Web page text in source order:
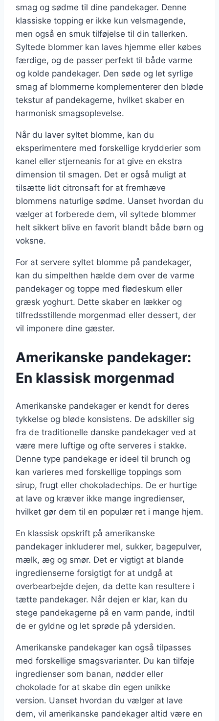
smag og sødme til dine pandekager. Denne
klassiske topping er ikke kun velsmagende,
men også en smuk tilføjelse til din tallerken.
Syltede blommer kan laves hjemme eller købes
færdige, og de passer perfekt til både varme
og kolde pandekager. Den søde og let syrlige
smag af blommerne komplementerer den bløde
tekstur af pandekagerne, hvilket skaber en
harmonisk smagsoplevelse.
Når du laver syltet blomme, kan du
eksperimentere med forskellige krydderier som
kanel eller stjerneanis for at give en ekstra
dimension til smagen. Det er også muligt at
tilsætte lidt citronsaft for at fremhæve
blommens naturlige sødme. Uanset hvordan du
vælger at forberede dem, vil syltede blommer
helt sikkert blive en favorit blandt både børn og
voksne.
For at servere syltet blomme på pandekager,
kan du simpelthen hælde dem over de varme
pandekager og toppe med flødeskum eller
græsk yoghurt. Dette skaber en lækker og
tilfredsstillende morgenmad eller dessert, der
vil imponere dine gæster.
Amerikanske pandekager:
En klassisk morgenmad
Amerikanske pandekager er kendt for deres
tykkelse og bløde konsistens. De adskiller sig
fra de traditionelle danske pandekager ved at
være mere luftige og ofte serveres i stakke.
Denne type pandekage er ideel til brunch og
kan varieres med forskellige toppings som
sirup, frugt eller chokoladechips. De er hurtige
at lave og kræver ikke mange ingredienser,
hvilket gør dem til en populær ret i mange hjem.
En klassisk opskrift på amerikanske
pandekager inkluderer mel, sukker, bagepulver,
mælk, æg og smør. Det er vigtigt at blande
ingredienserne forsigtigt for at undgå at
overbearbejde dejen, da dette kan resultere i
tætte pandekager. Når dejen er klar, kan du
stege pandekagerne på en varm pande, indtil
de er gyldne og let sprøde på ydersiden.
Amerikanske pandekager kan også tilpasses
med forskellige smagsvarianter. Du kan tilføje
ingredienser som banan, nødder eller
chokolade for at skabe din egen unikke
version. Uanset hvordan du vælger at lave
dem, vil amerikanske pandekager altid være en